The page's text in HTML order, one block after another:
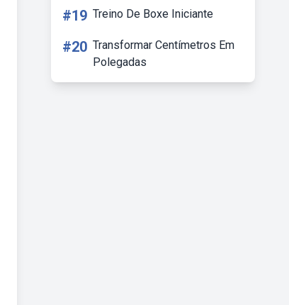
#19 Treino De Boxe Iniciante
#20 Transformar Centímetros Em
Polegadas